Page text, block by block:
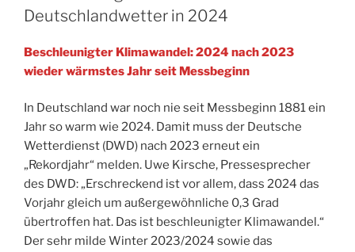
Deutschlandwetter in 2024
Beschleunigter Klimawandel: 2024 nach 2023
wieder wärmstes Jahr seit Messbeginn
In Deutschland war noch nie seit Messbeginn 1881 ein
Jahr so warm wie 2024. Damit muss der Deutsche
Wetterdienst (DWD) nach 2023 erneut ein
„Rekordjahr“ melden. Uwe Kirsche, Pressesprecher
des DWD: „Erschreckend ist vor allem, dass 2024 das
Vorjahr gleich um außergewöhnliche 0,3 Grad
übertroffen hat. Das ist beschleunigter Klimawandel.“
Der sehr milde Winter 2023/2024 sowie das